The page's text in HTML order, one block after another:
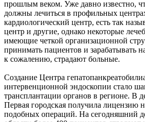
прошлым веком. Уже давно известно,
должны лечиться в профильных
кардиологический центр, есть так
центр и другие, однако некоторые
имеющие четкой организационной
принимать пациентов и зарабатывать
к сожалению, страдают больные.
Создание Центра
интервенционной эндоскопии стало
трансплантации органов в регионе. В
Первая городская получила лицензию
подобных операций. На сегодняшний